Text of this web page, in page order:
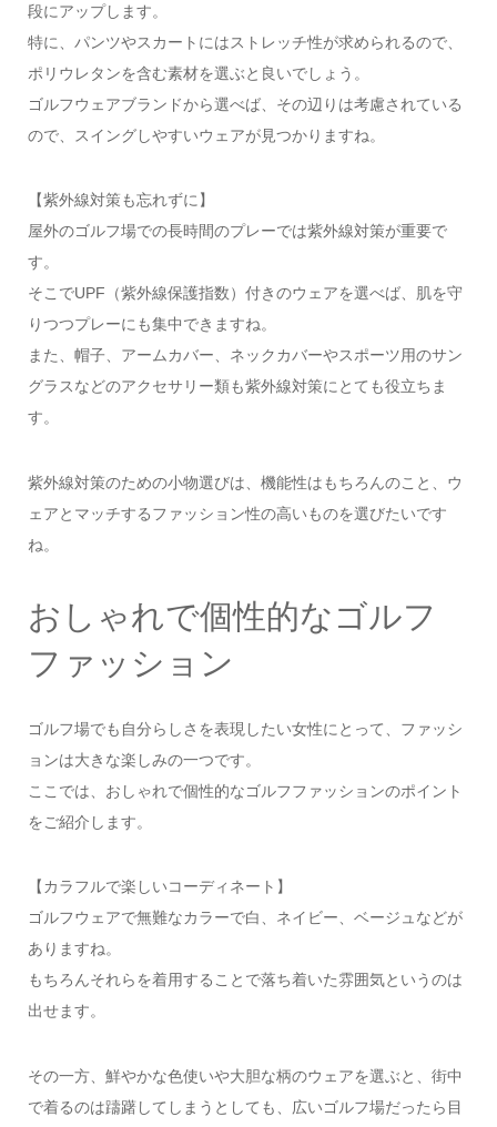
段にアップします。
特に、パンツやスカートにはストレッチ性が求められるので、
ポリウレタンを含む素材を選ぶと良いでしょう。
ゴルフウェアブランドから選べば、その辺りは考慮されている
ので、スイングしやすいウェアが見つかりますね。
【紫外線対策も忘れずに】
屋外のゴルフ場での長時間のプレーでは紫外線対策が重要で
す。
そこでUPF（紫外線保護指数）付きのウェアを選べば、肌を守
りつつプレーにも集中できますね。
また、帽子、アームカバー、ネックカバーやスポーツ用のサン
グラスなどのアクセサリー類も紫外線対策にとても役立ちま
す。
紫外線対策のための小物選びは、機能性はもちろんのこと、ウ
ェアとマッチするファッション性の高いものを選びたいです
ね。
おしゃれで個性的なゴルフ
ファッション
ゴルフ場でも自分らしさを表現したい女性にとって、ファッシ
ョンは大きな楽しみの一つです。
ここでは、おしゃれで個性的なゴルフファッションのポイント
をご紹介します。
【カラフルで楽しいコーディネート】
ゴルフウェアで無難なカラーで白、ネイビー、ベージュなどが
ありますね。
もちろんそれらを着用することで落ち着いた雰囲気というのは
出せます。
その一方、鮮やかな色使いや大胆な柄のウェアを選ぶと、街中
で着るのは躊躇してしまうとしても、広いゴルフ場だったら目